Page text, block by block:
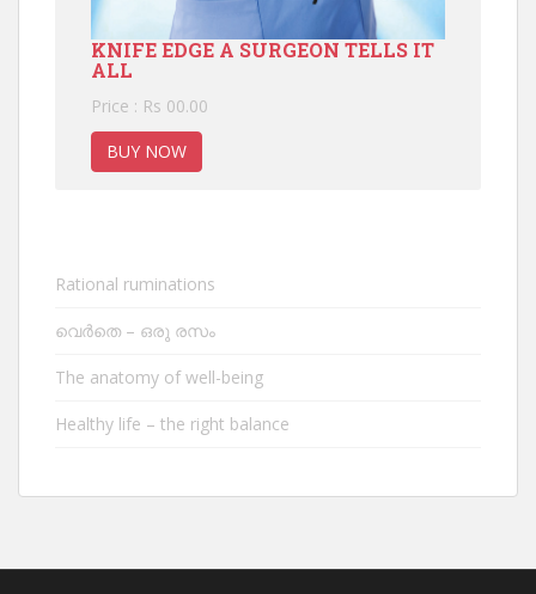
KNIFE EDGE A SURGEON TELLS IT
ALL
Price : Rs 00.00
BUY NOW
Rational ruminations
വെർതെ – ഒരു രസം
The anatomy of well-being
Healthy life – the right balance